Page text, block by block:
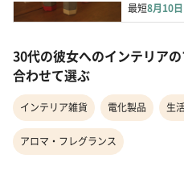
最短8月10
30代の彼女へのインテリア
合わせて選ぶ
インテリア雑貨 電化製品 生
アロマ・フレグランス